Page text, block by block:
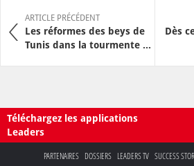
ARTICLE PRÉCÉDENT
Les réformes des beys de
Tunis dans la tourmente ...
Dès
Téléchargez les applications
Leaders
PARTENAIRES DOSSIERS LEADERS TV SUCCESS